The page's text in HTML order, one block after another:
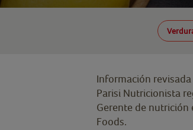
Información
Parisi Nutricionista
Gerente de nutrición
Foods.